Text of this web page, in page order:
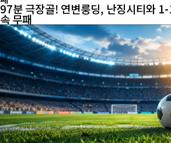
97분 극장골! 연변룽딩, 난징시티와
속 무패